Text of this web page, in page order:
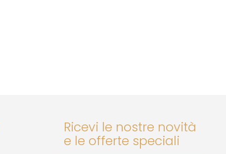
Ricevi le nostre novità
e le offerte speciali